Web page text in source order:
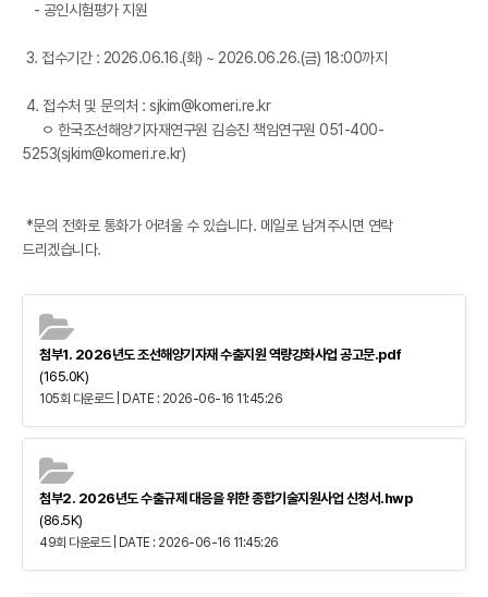
- 공인시험평가 지원
3. 접수기간 : 2026.06.16.(화) ~ 2026.06.26.(금) 18:00까지
4. 접수처 및 문의처 : sjkim@komeri.re.kr
ㅇ 한국조선해양기자재연구원 김승진 책임연구원 051-400-
5253(sjkim@komeri.re.kr)
*문의 전화로 통화가 어려울 수 있습니다. 메일로 남겨주시면 연락
드리겠습니다.
첨부1. 2026년도 조선해양기자재 수출지원 역량강화사업 공고문.pdf
(165.0K)
105회 다운로드 | DATE : 2026-06-16 11:45:26
첨부2. 2026년도 수출규제 대응을 위한 종합기술지원사업 신청서.hwp
(86.5K)
49회 다운로드 | DATE : 2026-06-16 11:45:26